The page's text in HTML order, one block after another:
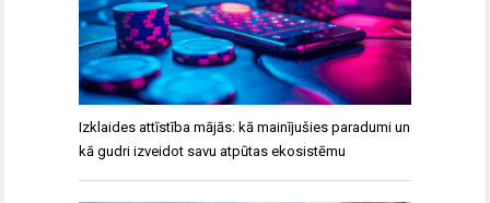
Izklaides attīstība mājās: kā mainījušies paradumi un
kā gudri izveidot savu atpūtas ekosistēmu